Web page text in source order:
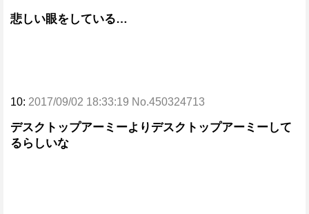
悲しい眼をしている…
10: 2017/09/02 18:33:19 No.450324713
デスクトップアーミーよりデスクトップアーミーして
るらしいな